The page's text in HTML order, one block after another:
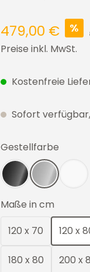
479,00 € %
Preise inkl. MwSt.
Kostenfreie
Sofort
Gestellfarbe
SchwarzSilber
Maße in cm
120 x 70
120 x
180 x 80 200 x